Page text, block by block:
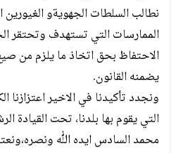
نطالب السلطات الجهويةو
الممارسات التي تستهدف وتحتقر
الاحتفاظ بحق اتخاذ ما يلزم من
يضمنه القانون.
ونجدد تأكيدنا في الاخير اعتزازنا
التي يقوم بها بلدنا، تحت القيادة
محمد السادس ايده الله